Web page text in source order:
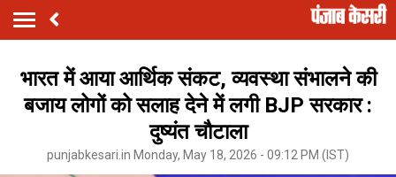
भारत में आया आर्थिक संकट, व्यवस्था संभालने की
बजाय लोगों को सलाह देने में लगी BJP सरकार :
दुष्यंत चौटाला
punjabkesari.in Monday, May 18, 2026 - 09:12 PM (IST)